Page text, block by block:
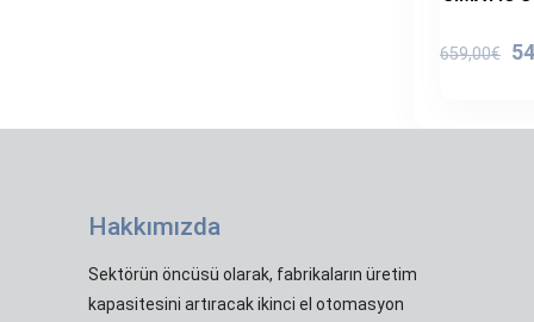
659,00€
Hakkımızda
Sektörün öncüsü olarak, fabrikaların üretim
kapasitesini artıracak ikinci el otomasyon